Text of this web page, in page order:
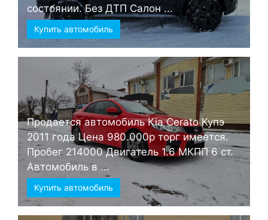
состоянии. Без ДТП Салон ...
Купить автомобиль
Продается автомобиль Kia Cerato Купэ
2011 года Цена 980.000р торг имеется.
Пробег 214000 Двигатель 1.6 МКПП 6 ст.
Автомобиль в ...
Купить автомобиль